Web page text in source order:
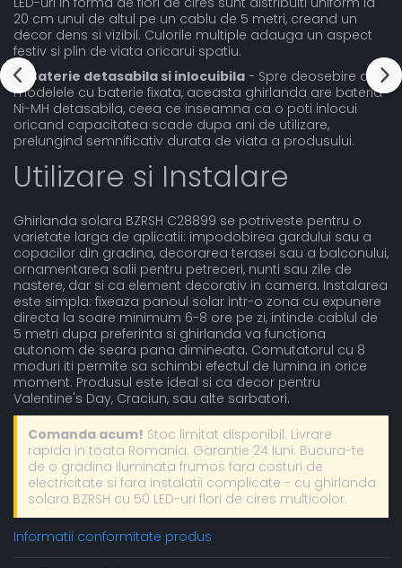
20 cm unul de altul pe un cablu de 5 metri, creand un
decor dens si vizibil. Culorile multiple adauga un aspect
festiv si plin de viata oricarui spatiu.
✔️
Baterie detasabila si inlocuibila - Spre deosebire de
modelele cu baterie fixata, aceasta ghirlanda are bateria
Ni-MH detasabila, ceea ce inseamna ca o poti inlocui
oricand capacitatea scade dupa ani de utilizare,
prelungind semnificativ durata de viata a produsului.
Utilizare si Instalare
Ghirlanda solara BZRSH C28899 se potriveste pentru o
varietate larga de aplicatii: impodobirea gardului sau a
copacilor din gradina, decorarea terasei sau a balconului,
ornamentarea salii pentru petreceri, nunti sau zile de
nastere, dar si ca element decorativ in camera. Instalarea
este simpla: fixeaza panoul solar intr-o zona cu expunere
directa la soare minimum 6-8 ore pe zi, intinde cablul de
5 metri dupa preferinta si ghirlanda va functiona
autonom de seara pana dimineata. Comutatorul cu 8
moduri iti permite sa schimbi efectul de lumina in orice
moment. Produsul este ideal si ca decor pentru
Valentine's Day, Craciun, sau alte sarbatori.
Comanda acum! Stoc limitat disponibil. Livrare
rapida in toata Romania. Garantie 24 luni. Bucura-te
de o gradina iluminata frumos fara costuri de
electricitate si fara instalatii complicate - cu ghirlanda
solara BZRSH cu 50 LED-uri flori de cires multicolor.
Informatii conformitate produs